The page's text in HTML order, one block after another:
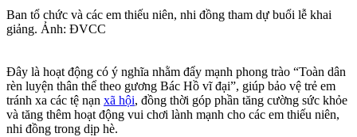
Ban tổ chức và các em thiếu niên, nhi đồng tham dự buổi lễ khai
giảng. Ảnh: ĐVCC
Đây là hoạt động có ý nghĩa nhằm đẩy mạnh phong trào “Toàn dân
rèn luyện thân thể theo gương Bác Hồ vĩ đại”, giúp bảo vệ trẻ em
tránh xa các tệ nạn xã hội, đồng thời góp phần tăng cường sức khỏe
và tăng thêm hoạt động vui chơi lành mạnh cho các em thiếu niên,
nhi đồng trong dịp hè.